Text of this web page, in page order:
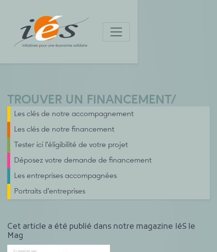
TROUVER UN FINANCEMENT/
Les clés de notre accompagnement
Les clés de notre financement
Tester ici l’éligibilité de votre projet
Déposez votre demande de financement
Les entreprises accompagnées
Portraits d’entreprises
Cet article a été publié dans notre magazine IéS le
Mag